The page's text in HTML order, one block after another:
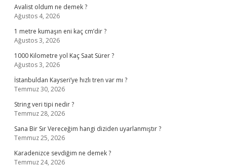
Avalist oldum ne demek ?
Ağustos 4, 2026
1 metre kumaşın eni kaç cm’dir ?
Ağustos 3, 2026
1000 Kilometre yol Kaç Saat Sürer ?
Ağustos 3, 2026
İstanbuldan Kayseri’ye hızlı tren var mı ?
Temmuz 30, 2026
String veri tipi nedir ?
Temmuz 28, 2026
Sana Bir Sır Vereceğim hangi diziden uyarlanmıştır ?
Temmuz 25, 2026
Karadenizce sevdiğim ne demek ?
Temmuz 24, 2026